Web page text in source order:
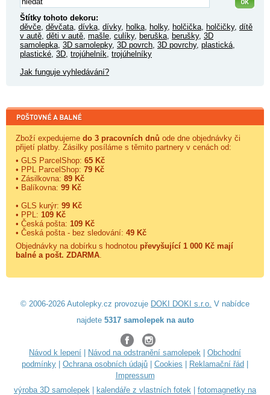
Štítky tohoto dekoru:
děvče děvčata dívka dívky, holka holky, holčička holčičky, dítě
v autě děti v autě mašle culíky, beruška berušky, 3D
samolepka 3D samolepky, 3D povrch 3D povrchy, plastická
plastické 3D trojúhelník trojúhelníky
Jak funguje vyhledávání?
Zboží expedujeme do 3 pracovních dnů ode dne objednávky či
přijetí platby. Zásilky posíláme s těmito partnery v cenách od:
• GLS ParcelShop: 65 Kč
• PPL ParcelShop: 79 Kč
• Zásilkovna: 89 Kč
• Balíkovna: 99 Kč
• GLS kurýr: 99 Kč
• PPL: 109 Kč
• Česká pošta: 109 Kč
• Česká pošta - bez sledování: 49 Kč
Objednávky na dobírku s hodnotou převyšující 1 000 Kč mají
balné a pošt. ZDARMA
© 2006-2026 Autolepky.cz provozuje DOKI DOKI s.r.o. V nabídce
najdete 5317 samolepek na auto
Návod k lepení Návod na odstranění samolepek
Obchodní
podmínky
Ochrana osobních údajů Cookies Reklamační řád
Impressum
výroba 3D samolepek
kalendáře z vlastních fotek
fotomagnetky na